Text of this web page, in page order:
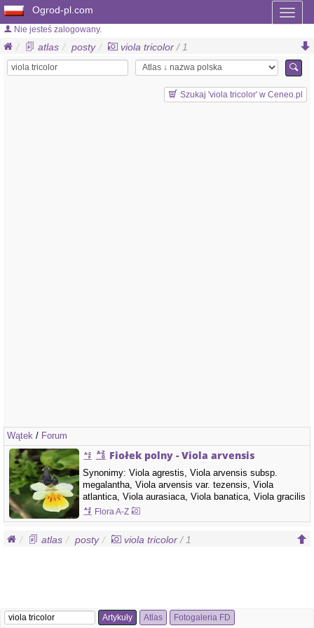
Ogrod-pl.com
Nie jesteś zalogowany.
atlas posty viola tricolor / 1
Szukaj 'viola tricolor' w Ceneo.pl
Wątek / Forum
Fiołek polny - Viola arvensis
Synonimy: Viola agrestis, Viola arvensis subsp.
megalantha, Viola arvensis var. tezensis, Viola
atlantica, Viola aurasiaca, Viola banatica, Viola gracilis
var. aurasiaca, Viola megalantha, Viola nana, Viola
ruralis, Viola segetalis, Viola tezensis, Viola tricolor
Violaceae - fiołkowate Kolor kwiatów:…
Flora A-Z
atlas posty viola tricolor / 1
Artykuły Atlas Fotogaleria FD